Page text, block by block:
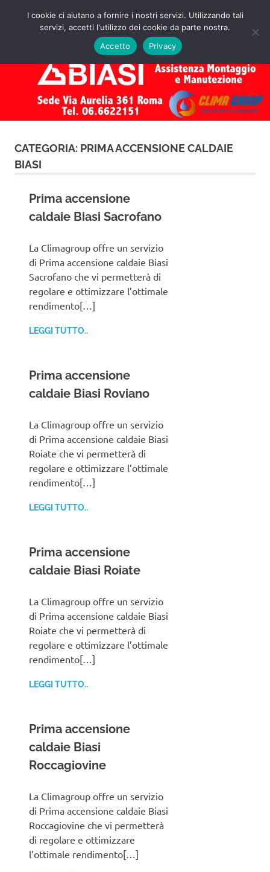
Assistenza
Caldaie
Biasi
Roma
Preventivo!
MENU
CATEGORIA: PRIMA ACCENSIONE CALDAIE
BIASI
Prima accensione
caldaie Biasi Sacrofano
La Climagroup offre un servizio
di Prima accensione caldaie Biasi
Sacrofano che vi permetterà di
regolare e ottimizzare l’ottimale
rendimento[…]
LEGGI TUTTO..
Prima accensione
caldaie Biasi Roviano
La Climagroup offre un servizio
di Prima accensione caldaie Biasi
Roiate che vi permetterà di
regolare e ottimizzare l’ottimale
rendimento[…]
LEGGI TUTTO..
Prima accensione
caldaie Biasi Roiate
La Climagroup offre un servizio
di Prima accensione caldaie Biasi
Roiate che vi permetterà di
regolare e ottimizzare l’ottimale
rendimento[…]
LEGGI TUTTO..
Prima accensione
caldaie Biasi
Roccagiovine
La Climagroup offre un servizio
di Prima accensione caldaie Biasi
Roccagiovine che vi permetterà
di regolare e ottimizzare
l’ottimale rendimento[…]
I cookie ci aiutano a fornire i nostri servizi. Utilizzando tali
servizi, accetti l'utilizzo dei cookie da parte nostra.
Accetto
Privacy